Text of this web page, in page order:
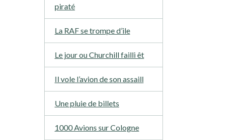
piraté
La RAF se trompe d’ile
Le jour ou Churchill failli êt
Il vole l’avion de son assaill
Une pluie de billets
1000 Avions sur Cologne